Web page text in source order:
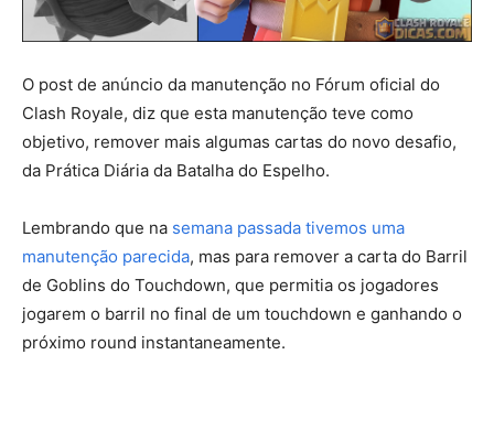
O post de anúncio da manutenção no Fórum oficial do
Clash Royale, diz que esta manutenção teve como
objetivo, remover mais algumas cartas do novo desafio,
da Prática Diária da Batalha do Espelho.
Lembrando que na semana passada tivemos uma
manutenção parecida, mas para remover a carta do Barril
de Goblins do Touchdown, que permitia os jogadores
jogarem o barril no final de um touchdown e ganhando o
próximo round instantaneamente.